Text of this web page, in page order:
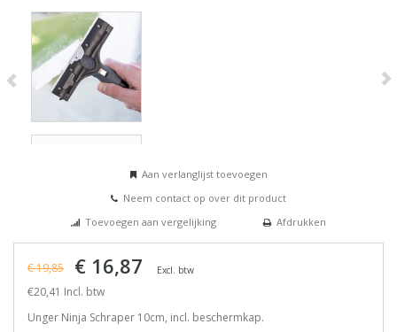
Aan verlanglijst toevoegen
Neem contact op over dit product
Toevoegen aan vergelijking
Afdrukken
€ 19,85 € 16,87 Excl. btw
€20,41 Incl. btw
Unger Ninja Schraper 10cm, incl. beschermkap.